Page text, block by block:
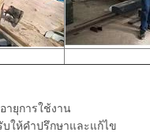
ายุการใช้งาน
ให้คำปรึกษาและแก้ไข